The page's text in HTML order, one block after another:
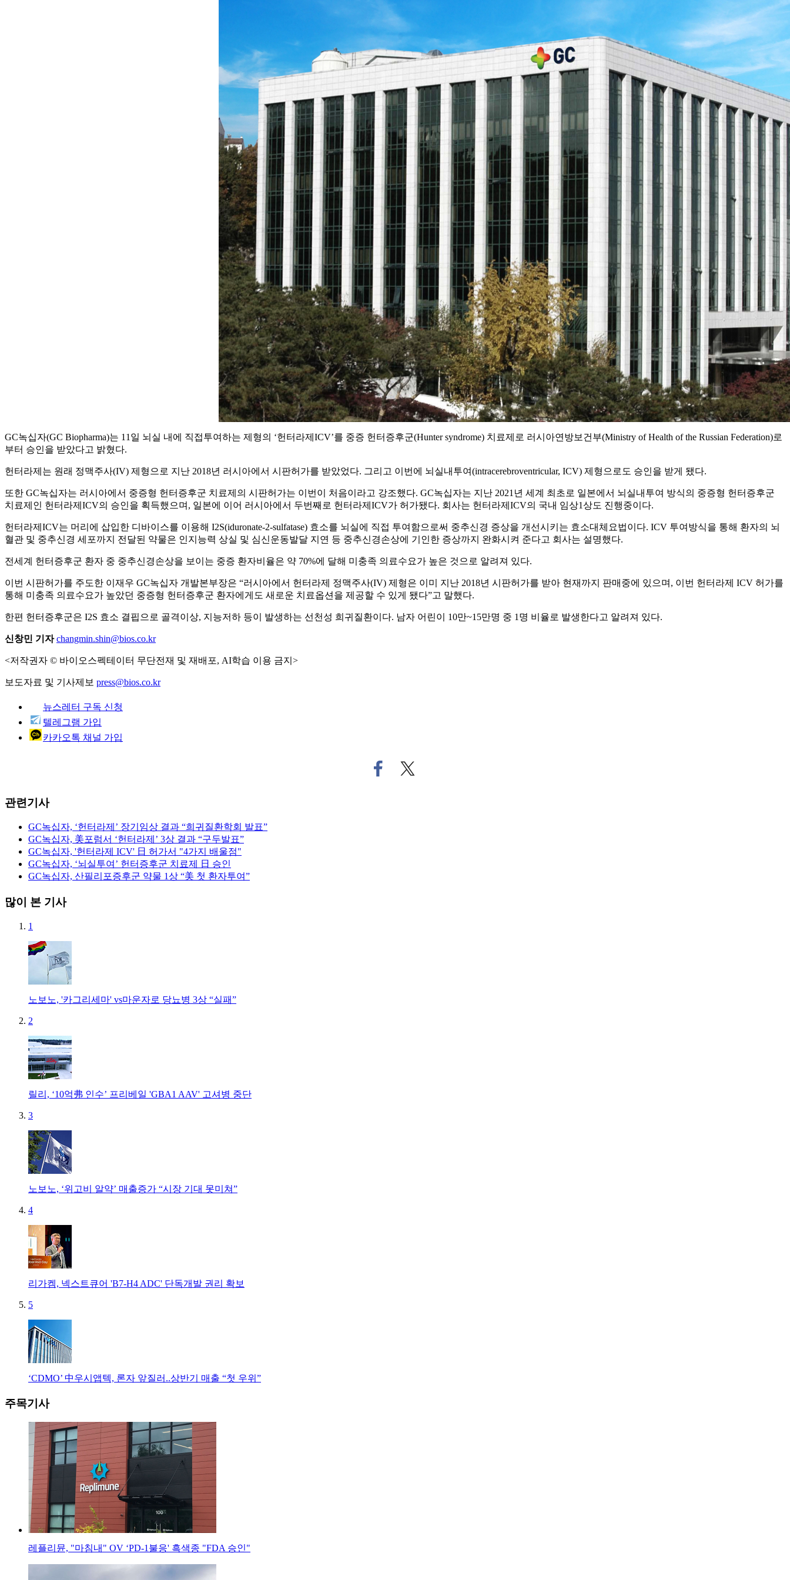
GC녹십자(GC Biopharma)는 11일 뇌실 내에 직접투여하는 제형의 ‘헌터라제ICV’를 중증 헌터증후군(Hunter syndrome) 치료제로 러시아연방보건부(Ministry of Health of the Russian Federation)로
부터 승인을 받았다고 밝혔다.
헌터라제는 원래 정맥주사(IV) 제형으로 지난 2018년 러시아에서 시판허가를 받았었다. 그리고 이번에 뇌실내투여(intracerebroventricular, ICV) 제형으로도 승인을 받게 됐다.
또한 GC녹십자는 러시아에서 중증형 헌터증후군 치료제의 시판허가는 이번이 처음이라고 강조했다. GC녹십자는 지난 2021년 세계 최초로 일본에서 뇌실내투여 방식의 중증형 헌터증후군
치료제인 헌터라제ICV의 승인을 획득했으며, 일본에 이어 러시아에서 두번째로 헌터라제ICV가 허가됐다. 회사는 헌터라제ICV의 국내 임상1상도 진행중이다.
헌터라제ICV는 머리에 삽입한 디바이스를 이용해 I2S(iduronate-2-sulfatase) 효소를 뇌실에 직접 투여함으로써 중추신경 증상을 개선시키는 효소대체요법이다. ICV 투여방식을 통해 환자의 뇌
혈관 및 중추신경 세포까지 전달된 약물은 인지능력 상실 및 심신운동발달 지연 등 중추신경손상에 기인한 증상까지 완화시켜 준다고 회사는 설명했다.
전세계 헌터증후군 환자 중 중추신경손상을 보이는 중증 환자비율은 약 70%에 달해 미충족 의료수요가 높은 것으로 알려져 있다.
이번 시판허가를 주도한 이재우 GC녹십자 개발본부장은 “러시아에서 헌터라제 정맥주사(IV) 제형은 이미 지난 2018년 시판허가를 받아 현재까지 판매중에 있으며, 이번 헌터라제 ICV 허가를
통해 미충족 의료수요가 높았던 중증형 헌터증후군 환자에게도 새로운 치료옵션을 제공할 수 있게 됐다”고 말했다.
한편 헌터증후군은 I2S 효소 결핍으로 골격이상, 지능저하 등이 발생하는 선천성 희귀질환이다. 남자 어린이 10만~15만명 중 1명 비율로 발생한다고 알려져 있다.
신창민 기자 changmin.shin@bios.co.kr
<저작권자 © 바이오스펙테이터 무단전재 및 재배포, AI학습 이용 금지>
보도자료 및 기사제보 press@bios.co.kr
뉴스레터 구독 신청
텔레그램 가입
카카오톡 채널 가입
페
이
트
위
관련기사
GC녹십자, ‘헌터라제’ 장기임상 결과 “희귀질환학회 발표”
GC녹십자, 美포럼서 ‘헌터라제’ 3상 결과 “구두발표”
GC녹십자, '헌터라제 ICV' 日 허가서 "4가지 배울점"
GC녹십자, ‘뇌실투여’ 헌터증후군 치료제 日 승인
GC녹십자, 산필리포증후군 약물 1상 “美 첫 환자투여”
많이 본 기사
1
노보노, '카그리세마' vs마운자로 당뇨병 3상 “실패”
2
릴리, ‘10억弗 인수’ 프리베일 'GBA1 AAV' 고셔병 중단
3
노보노, ‘위고비 알약’ 매출증가 “시장 기대 못미쳐”
4
리가켐, 넥스트큐어 'B7-H4 ADC' 단독개발 권리 확보
5
‘CDMO’ 中우시앱텍, 론자 앞질러..상반기 매출 “첫 우위”
주목기사
레플리뮨, "마침내" OV ‘PD-1불응' 흑색종 "FDA 승인"